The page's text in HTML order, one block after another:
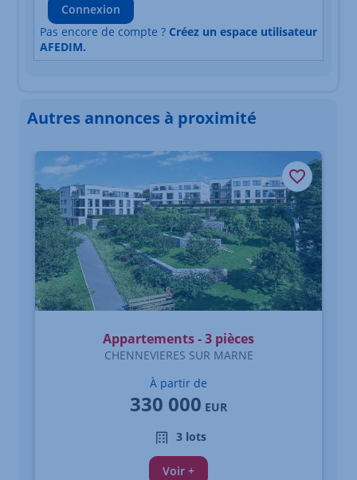
Connexion
Pas encore de compte ? Créez un espace utilisateur
AFEDIM.
Autres annonces à proximité
Élément 1 sur 3
Appartements - 3 pièces
CHENNEVIERES SUR MARNE
À partir de
330 000 EUR
3 lots
Voir +